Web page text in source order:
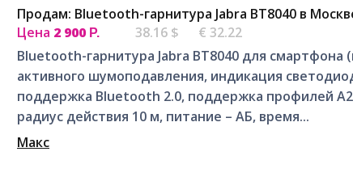
Продам: Bluetooth-гарнитура Jabra BT8040 в
Цена 2 900 Р. 38.16 $
€ 32.22
Bluetooth-гарнитура Jabra BT8040 для смартфона
активного шумоподавления, индикация
поддержка Bluetooth 2.0, поддержка профилей
радиус действия 10 м, питание – АБ, время...
Макс